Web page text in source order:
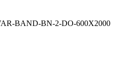
BAND-BN-2-DO-600X2000